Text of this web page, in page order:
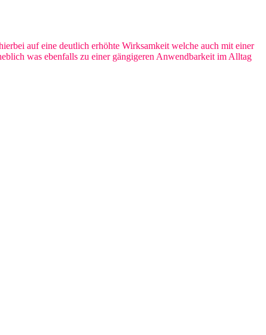
auf eine deutlich erhöhte Wirksamkeit welche auch mit einer
was ebenfalls zu einer gängigeren Anwendbarkeit im Alltag